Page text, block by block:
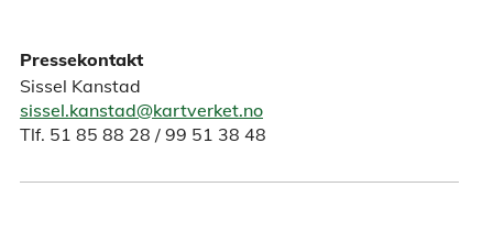
Pressekontakt
Sissel Kanstad
sissel.kanstad@kartverket.no
Tlf. 51 85 88 28 / 99 51 38 48